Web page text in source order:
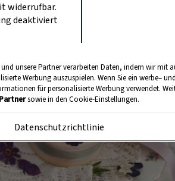
widerrufbar.
deaktiviert
und unsere Partner verarbeiten Daten, indem wir mit
Werbung auszuspielen. Wenn Sie ein werbe–
für personalisierte Werbung verwendet.
sowie in den Cookie-Einstellungen.
Datenschutzrichtlinie